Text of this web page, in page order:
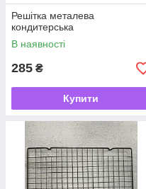
Решітка металева
кондитерська
В наявності
285 ₴
Купити